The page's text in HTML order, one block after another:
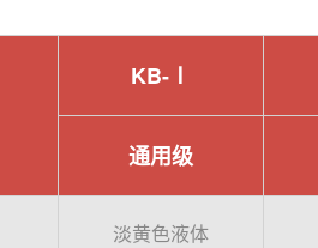
KB-Ⅰ
通用级
淡黄色液体